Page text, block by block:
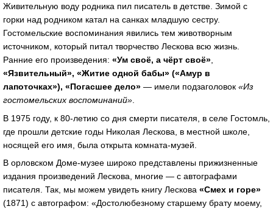
Живительную воду родника пил писатель в детстве. Зимой с
горки над родником катал на санках младшую сестру.
Гостомельские воспоминания явились тем животворным
источником, который питал творчество Лескова всю жизнь.
Ранние его произведения: «Ум своё, а чёрт своё»
«Язвительный», «Житие одной бабы» («Амур в
лапоточках»), «Погасшее дело» — имели подзаголовок «Из
гостомельских воспоминаний»
В 1975 году, к 80-летию со дня смерти писателя, в селе Гостомль,
где прошли детские годы Николая Лескова, в местной школе,
носящей его имя, была открыта комната-музей.
В орловском Доме-музее широко представлены прижизненные
издания произведений Лескова, многие — с автографами
писателя. Так, мы можем увидеть книгу Лескова «Смех и горе»
(1871) с автографом: «Достолюбезному старшему брату моему,